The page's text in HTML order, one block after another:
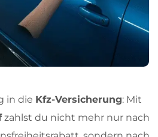
in die Kfz-Versicherung: Mit
zahlst du nicht mehr nur nach